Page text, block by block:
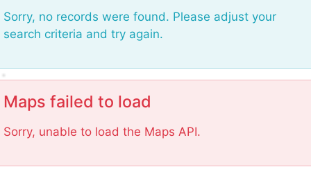
Sorry, no records were found. Please adjust your
search criteria and try again.
Maps failed to load
Sorry, unable to load the Maps API.